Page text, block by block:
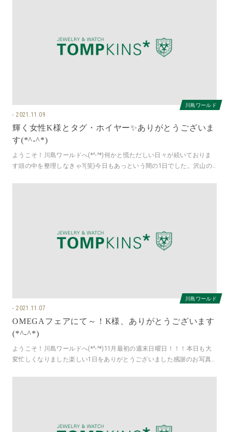
川島ワールド
2021.11.09
輝く女性K様とタグ・ホイヤー✨ありがとうございま
す(*^-^*)
ようこそ！川島ワールドへ(*^-^*)何かと慌ただしい日々が続いておりま
す頭の中を整理しなきゃ?(笑)今日もあっという間の1日でした。沢山の
川島ワールド
2021.11.07
OMEGAフェアにて～！K様、ありがとうございます
(*^-^*)
ようこそ！川島ワールドへ(*^-^*)11月最初の週末日曜日！！！本日も大
変忙しくなりました楽しい1日をありがとうございました感謝のお写真